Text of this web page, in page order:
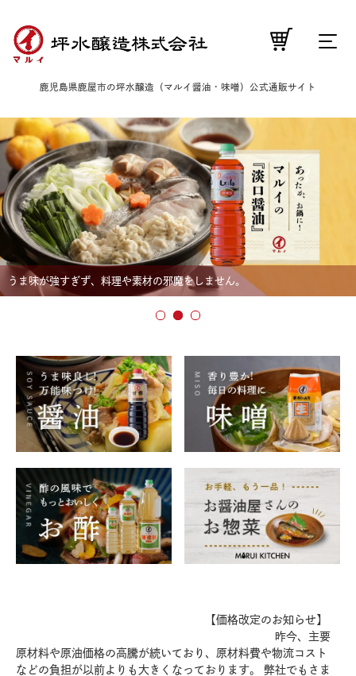
鹿児島県鹿屋市の坪水醸造 （マルイ醤油・味噌）公式通販サイト
うま味が強すぎず、料理や素材の邪魔をしません。
豊かなうま味は、お刺身やお餅にも絶品です。
【価格改定のお知らせ】
昨今、主要
原材料や原油価格の高騰が続いており、原材料費や物流コスト
などの負担が以前よりも大きくなっております。 弊社でもさま